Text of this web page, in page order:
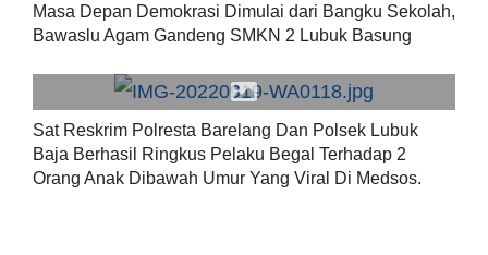
Masa Depan Demokrasi Dimulai dari Bangku Sekolah,
Bawaslu Agam Gandeng SMKN 2 Lubuk Basung
Sat Reskrim Polresta Barelang Dan Polsek Lubuk
Baja Berhasil Ringkus Pelaku Begal Terhadap 2
Orang Anak Dibawah Umur Yang Viral Di Medsos.